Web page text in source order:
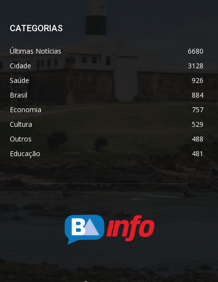
CATEGORIAS
Últimas Notícias
6680
Cidade
3128
Saúde
926
Brasil
884
Economia
757
Cultura
529
Outros
488
Educação
481